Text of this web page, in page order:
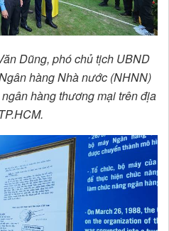
Dũng, phó chủ tịch UBND
hàng Nhà nước (NHNN)
hàng thương mại trên địa